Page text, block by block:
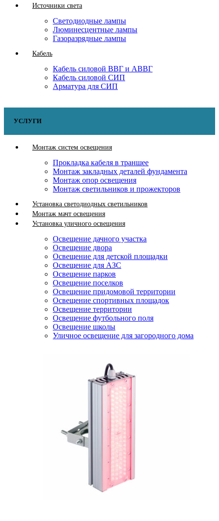
Источники света
Светодиодные лампы
Люминесцентные лампы
Газоразрядные лампы
Кабель
Кабель силовой ВВГ и АВВГ
Кабель силовой СИП
Арматура для СИП
УСЛУГИ
Монтаж систем освещения
Прокладка кабеля в траншее
Монтаж закладных деталей фундамента
Монтаж опор освещения
Монтаж светильников и прожекторов
Установка светодиодных светильников
Монтаж мачт освещения
Установка уличного освещения
Освещение дачного участка
Освещение двора
Освещение для детской площадки
Освещение для АЗС
Освещение парков
Освещение поселков
Освещение придомовой территории
Освещение спортивных площадок
Освещение территории
Освещение футбольного поля
Освещение школы
Уличное освещение для загородного дома